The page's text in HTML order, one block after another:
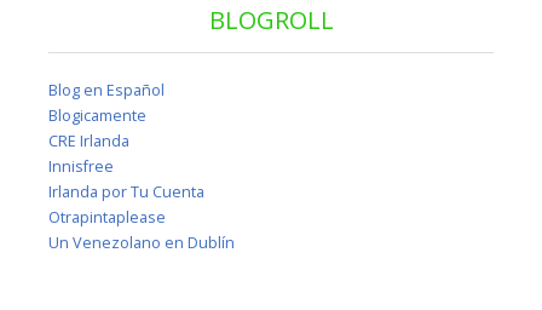
BLOGROLL
Blog en Español
Blogicamente
CRE Irlanda
Innisfree
Irlanda por Tu Cuenta
Otrapintaplease
Un Venezolano en Dublín